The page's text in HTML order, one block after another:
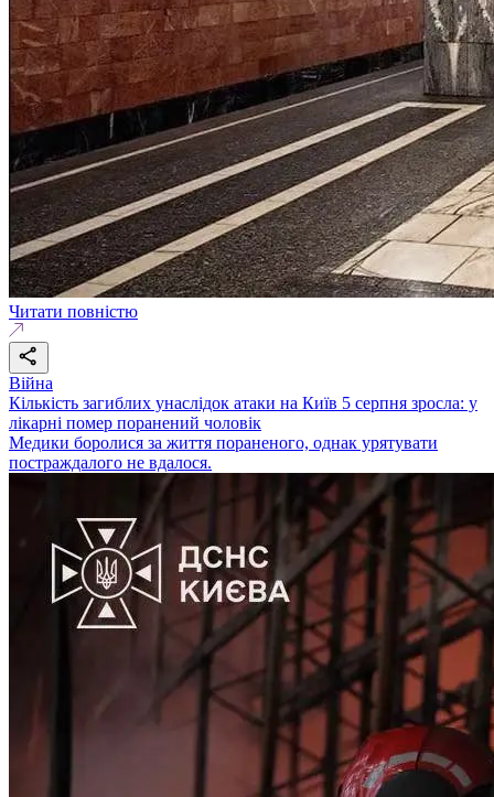
Читати повністю
Війна
Кількість загиблих унаслідок атаки на Київ 5 серпня зросла: у
лікарні помер поранений чоловік
Медики боролися за життя пораненого, однак урятувати
постраждалого не вдалося.